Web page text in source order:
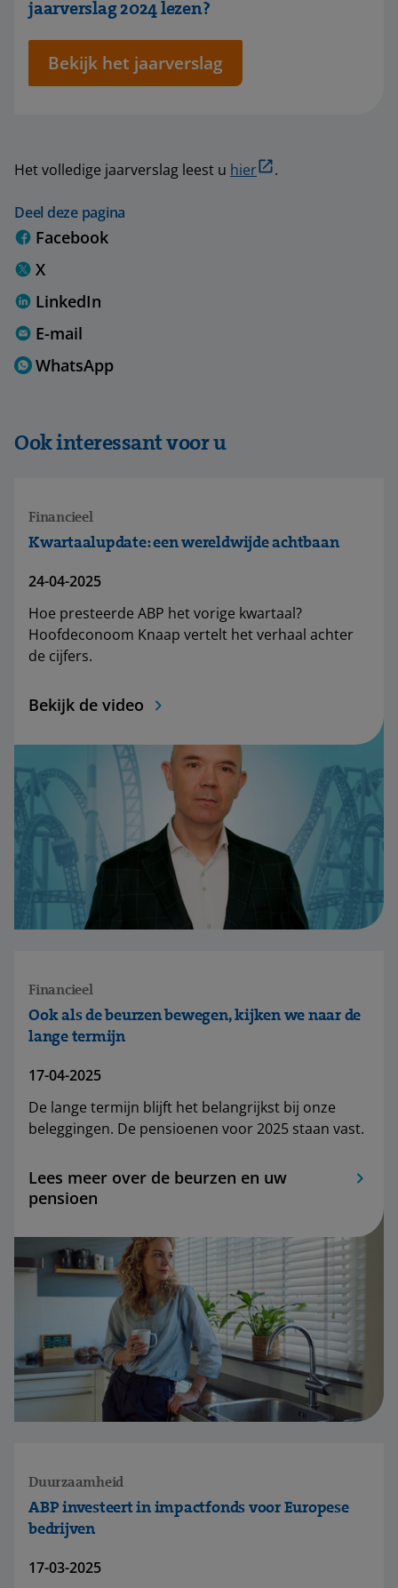
jaarverslag 2024 lezen?
Bekijk het jaarverslag
Het volledige jaarverslag leest u hier .
Deel deze pagina
Facebook
X
LinkedIn
E-mail
WhatsApp
Ook interessant voor u
Kwartaalupdate: een wereldwijde achtbaan
Financieel
24-04-2025
Hoe presteerde ABP het vorige kwartaal?
Hoofdeconoom Knaap vertelt het verhaal achter
de cijfers.
Bekijk de video
Ook als de beurzen bewegen, kijken we naar de
lange termijn
Financieel
17-04-2025
De lange termijn blijft het belangrijkst bij onze
beleggingen. De pensioenen voor 2025 staan vast.
Lees meer over de beurzen en uw
pensioen
ABP investeert in impactfonds voor Europese
bedrijven
Duurzaamheid
17-03-2025